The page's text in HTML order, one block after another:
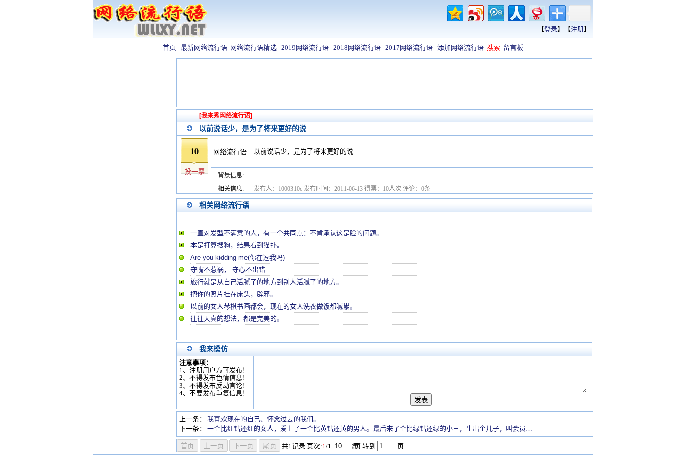
【登录】【注册】
首页 最新网络流行语 网络流行语精选 2019网络流行语 2018网络流行语 2017网络流行语 添加网络流行语 搜索 留言板
[我来秀网络流行语]
以前说话少，是为了将来更好的说
10
投一票
网络流行语: 以前说话少，是为了将来更好的说
背景信息:
相关信息:
发布人：1000310c 发布时间：2011-06-13 得票：10人次 评论：0条
相关网络流行语
一直对发型不满意的人，有一个共同点：不肯承认这是脸的问题。
本是打算搜狗，结果看到猫扑。
Are you kidding me(你在逗我吗)
守嘴不惹祸， 守心不出错
旅行就是从自己活腻了的地方到别人活腻了的地方。
把你的照片挂在床头，辟邪。
以前的女人琴棋书画都会，现在的女人洗衣做饭都喊累。
往往天真的想法，都是完美的。
我来模仿
注意事项：
1、注册用户方可发布！
2、不得发布色情信息！
3、不得发布反动言论！
4、不要发布重复信息！
上一条：
我喜欢现在的自己、怀念过去的我们。
下一条：
一个比红钻还红的女人，爱上了一个比黄钻还黄的男人。最后来了个比绿钻还绿的小三，生出个儿子，叫会员…
共1记录 页次:1/1 条
/页 转到 页